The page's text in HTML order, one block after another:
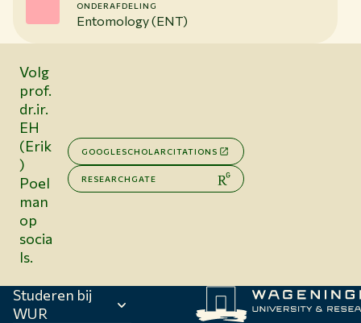
ONDERAFDELING
Entomology (ENT)
Volg
prof.
dr.ir.
EH
(Erik
)
Poel
man
op
socia
ls.
GOOGLESCHOLARCITATIONS
RESEARCHGATE
Studeren bij
WUR